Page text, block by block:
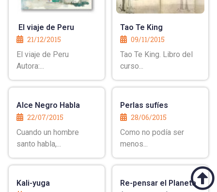
El viaje de Peru
21/12/2015
El viaje de Peru
Autora:...
Tao Te King
09/11/2015
Tao Te King. Libro del
curso...
Alce Negro Habla
22/07/2015
Cuando un hombre
santo habla,...
Perlas sufíes
28/06/2015
Como no podía ser
menos...
Kali-yuga
Re-pensar el Planeta